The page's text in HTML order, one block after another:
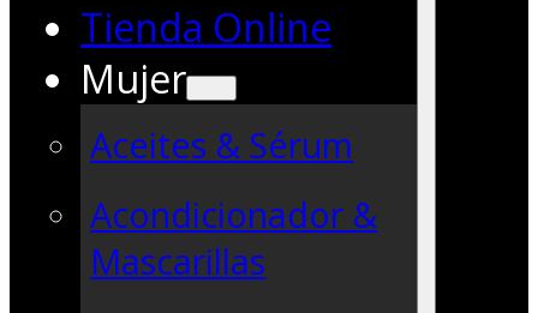
Tienda Online
Mujer
Aceites & Sérum
Acondicionador &
Mascarillas